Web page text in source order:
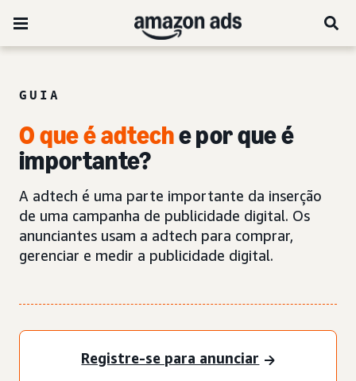
GUIA
O que é adteche por que é
importante?
A adtech é uma parte importante da inserção
de uma campanha de publicidade digital. Os
anunciantes usam a adtech para comprar,
gerenciar e medir a publicidade digital.
Registre-se para anunciar